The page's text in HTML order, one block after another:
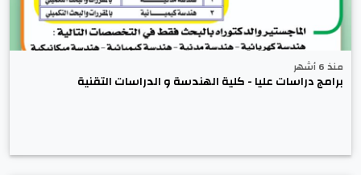
منذ 6 أشهر
برامج دراسات عليا - كلية الهندسة و الدراسات التقنية